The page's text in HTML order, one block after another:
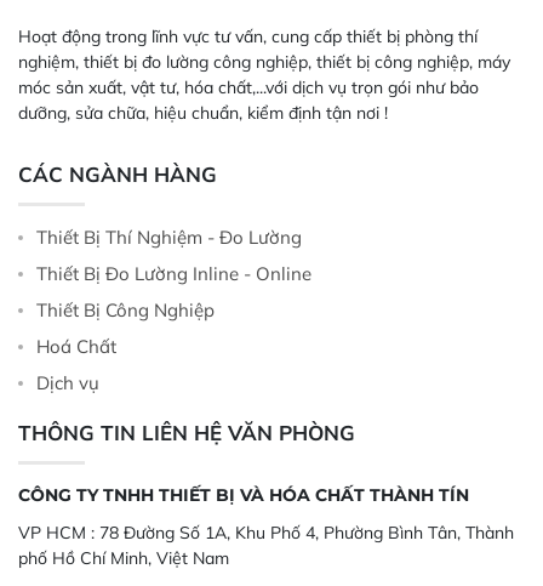
Hoạt động trong lĩnh vực tư vấn, cung cấp thiết bị phòng thí
nghiệm, thiết bị đo lường công nghiệp, thiết bị công nghiệp, máy
móc sản xuất, vật tư, hóa chất,...với dịch vụ trọn gói như bảo
dưỡng, sửa chữa, hiệu chuẩn, kiểm định tận nơi !
CÁC NGÀNH HÀNG
Thiết Bị Thí Nghiệm - Đo Lường
Thiết Bị Đo Lường Inline - Online
Thiết Bị Công Nghiệp
Hoá Chất
Dịch vụ
THÔNG TIN LIÊN HỆ VĂN PHÒNG
CÔNG TY TNHH THIẾT BỊ VÀ HÓA CHẤT THÀNH TÍN
VP HCM : 78 Đường Số 1A, Khu Phố 4, Phường Bình Tân, Thành
phố Hồ Chí Minh, Việt Nam